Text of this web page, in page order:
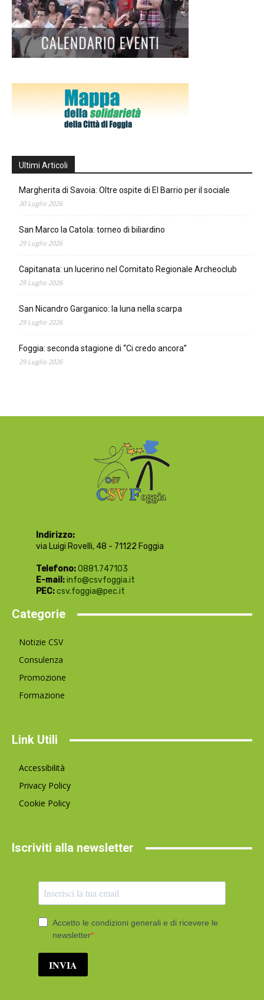
Ultimi Articoli
Margherita di Savoia: Oltre ospite di El Barrio per il sociale
30 Luglio 2026
San Marco la Catola: torneo di biliardino
29 Luglio 2026
Capitanata: un lucerino nel Comitato Regionale Archeoclub
29 Luglio 2026
San Nicandro Garganico: la luna nella scarpa
29 Luglio 2026
Foggia: seconda stagione di “Ci credo ancora”
29 Luglio 2026
Indirizzo:
via Luigi Rovelli, 48 - 71122 Foggia
Telefono:0881.747103
E-mail:info@csvfoggia.it
PEC:csv.foggia@pec.it
Categorie
Notizie CSV
Consulenza
Promozione
Formazione
Link Utili
Accessibilità
Privacy Policy
Cookie Policy
Iscriviti alla newsletter